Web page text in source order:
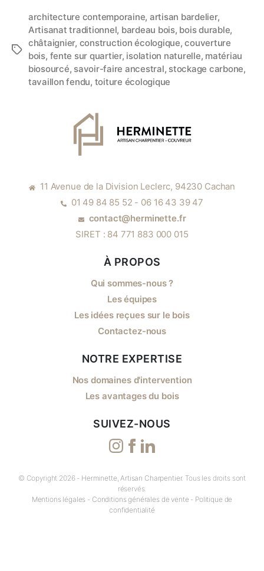
architecture contemporaine, artisan bardelier,
Artisanat traditionnel, bardeau bois, bois durable,
châtaignier, construction écologique,couverture
bois, fente sur quartier, isolation naturelle, matériau
biosourcé, savoir-faire ancestral, stockage carbone,
tavaillon fendu, toiture écologique
11 Avenue de la Division Leclerc, 94230 Cachan
01 49 84 85 52 - 06 16 43 39 47
contact@herminette.fr
SIRET : 84 771 883 000 015
À PROPOS
Qui sommes-nous ?
Les équipes
Les idées reçues sur le bois
Contactez-nous
NOTRE EXPERTISE
Nos domaines d'intervention
Les avantages du bois
SUIVEZ-NOUS
© Copyright 2026 - Herminette, Artisan Charpentier. Tous les droits sont
réservés.
Mentions légales - Conditions générales de vente - Politique de
confidentialité